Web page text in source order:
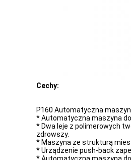
Cechy:
P160 Automatyczna
* Automatyczna maszyna
* Dwa leje z polimerowych
zdrowszy.
* Maszyna ze strukturą
* Urządzenie push-back